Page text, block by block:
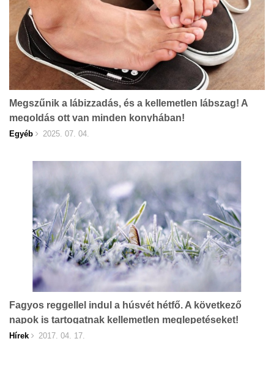
Megszűnik a lábizzadás, és a kellemetlen lábszag! A
megoldás ott van minden konyhában!
Egyéb 2025. 07. 04.
Fagyos reggellel indul a húsvét hétfő. A következő
napok is tartogatnak kellemetlen meglepetéseket!
Hírek 2017. 04. 17.